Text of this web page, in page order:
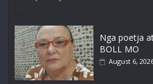
Nga poetja
BOLL MO
August 6,